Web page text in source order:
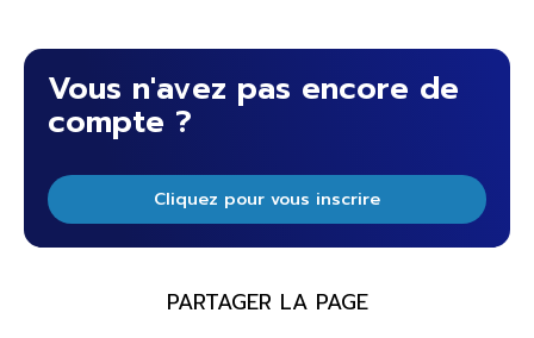
Vous n'avez pas encore de
compte ?
Cliquez pour vous inscrire
PARTAGER LA PAGE